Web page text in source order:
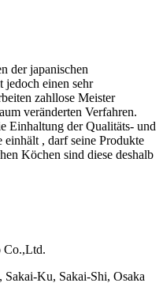
der japanischen
jedoch einen sehr
zahllose Meister
veränderten Verfahren.
Einhaltung der Qualitäts- und
, darf seine Produkte
Köchen sind diese deshalb
Co.,Ltd.
Ku, Sakai-Shi, Osaka